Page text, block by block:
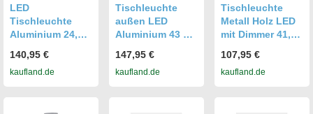
LED
Tischleuchte
Aluminium 24,5
3000 K warmweiß
760 lm Modern
140,95 €
kaufland.de
Tischleuchte
außen LED
Aluminium 43 cm
3000 K
warmweißes
147,95 €
kaufland.de
Tischleuchte
Metall Holz LED
mit Dimmer 41,5
Schwarz Kiefer
3000 K warmweiß
107,95 €
kaufland.de